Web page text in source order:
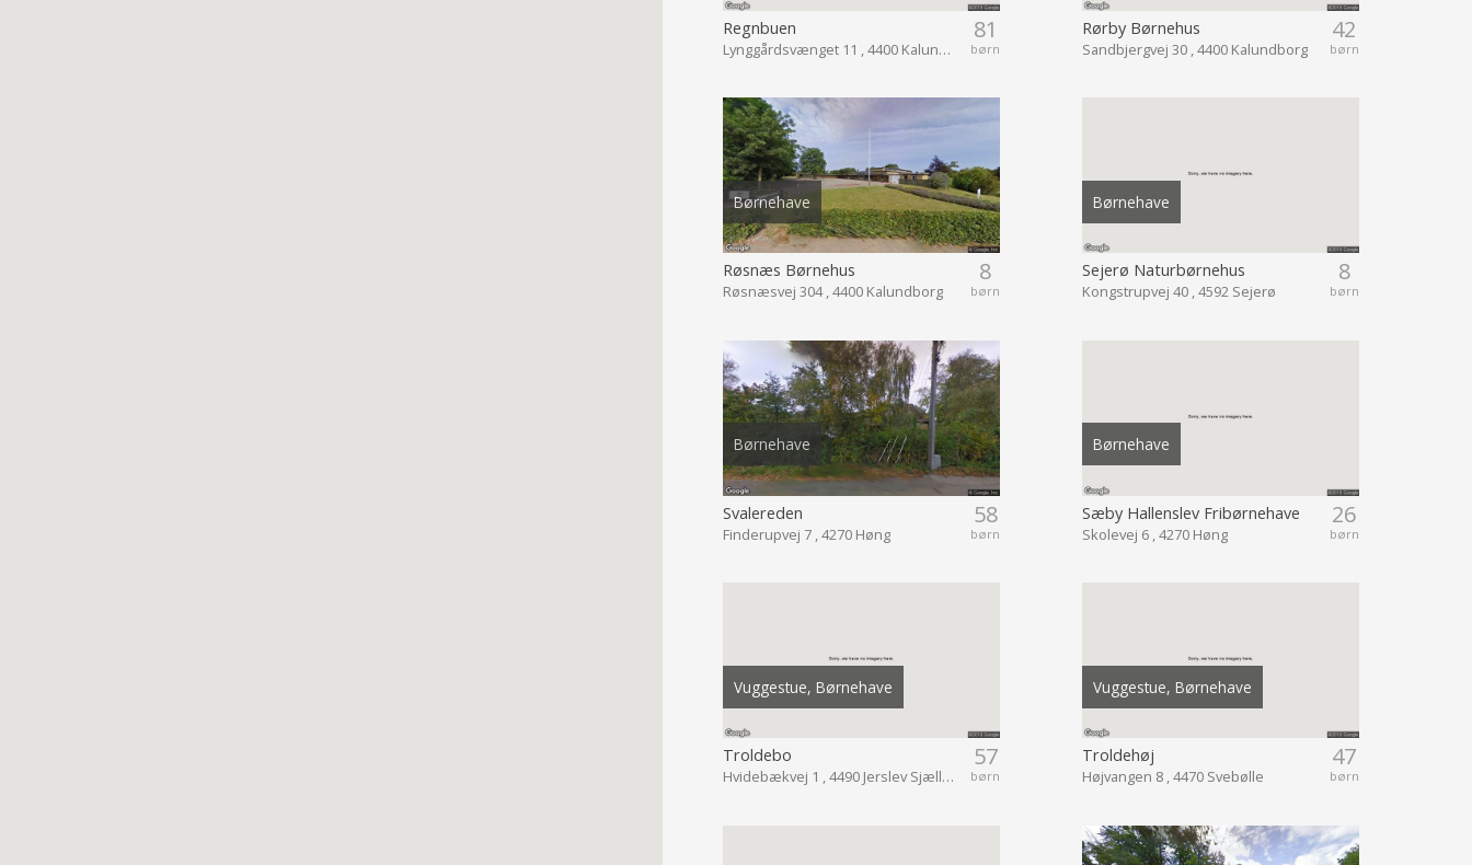
81
børn
Regnbuen
Lynggårdsvænget 11 , 4400 Kalundborg
42
børn
Rørby Børnehus
Sandbjergvej 30 , 4400 Kalundborg
Børnehave
8
børn
Røsnæs Børnehus
Røsnæsvej 304 , 4400 Kalundborg
Børnehave
8
børn
Sejerø Naturbørnehus
Kongstrupvej 40 , 4592 Sejerø
Børnehave
58
børn
Svalereden
Finderupvej 7 , 4270 Høng
Børnehave
26
børn
Sæby Hallenslev Fribørnehave
Skolevej 6 , 4270 Høng
Vuggestue, Børnehave
57
børn
Troldebo
Hvidebækvej 1 , 4490 Jerslev Sjælland
Vuggestue, Børnehave
47
børn
Troldehøj
Højvangen 8 , 4470 Svebølle